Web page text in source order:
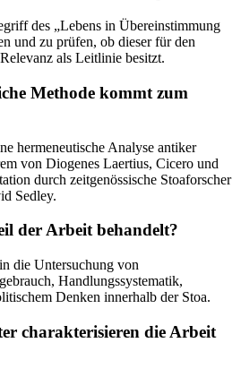
des „Lebens in Übereinstimmung
und zu prüfen, ob dieser für den
als Leitlinie besitzt.
Methode kommt zum
hermeneutische Analyse antiker
von Diogenes Laertius, Cicero und
durch zeitgenössische Stoaforscher
Sedley.
der Arbeit behandelt?
die Untersuchung von
Handlungssystematik,
Denken innerhalb der Stoa.
charakterisieren die Arbeit